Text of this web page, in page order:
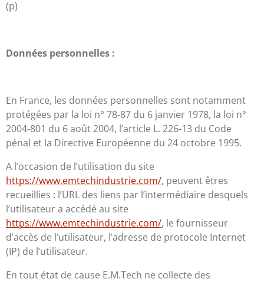
(p)
Données personnelles :
En France, les données personnelles sont notamment
protégées par la loi n° 78-87 du 6 janvier 1978, la loi n°
2004-801 du 6 août 2004, l’article L. 226-13 du Code
pénal et la Directive Européenne du 24 octobre 1995.
A l’occasion de l’utilisation du site
https://www.emtechindustrie.com/, peuvent êtres
recueillies : l’URL des liens par l’intermédiaire desquels
l’utilisateur a accédé au site
https://www.emtechindustrie.com/, le fournisseur
d’accès de l’utilisateur, l’adresse de protocole Internet
(IP) de l’utilisateur.
En tout état de cause E.M.Tech ne collecte des